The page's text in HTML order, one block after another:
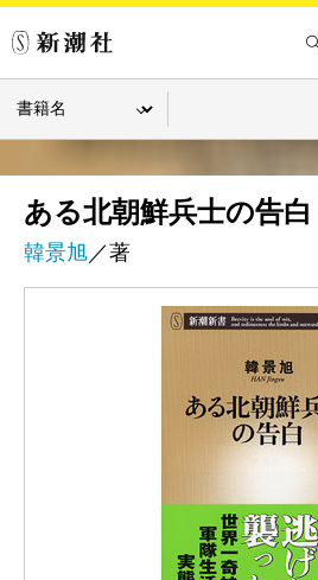
ある北朝鮮兵士の告白
韓景旭／著